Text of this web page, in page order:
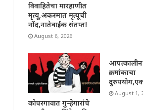
विवाहितेचा मारहाणीत
मृत्यू,अकस्मात मृत्यूची
नोंद,नातेवाईक संतप्त!
August 6, 2026
कोपरगावात गुन्हेगारांचे
क्रमांकाचा
August 1,